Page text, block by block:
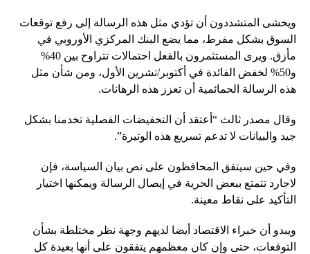
ويخشى المتشددون أن تؤدي مثل هذه الرسالة إلى رفع توقعات
السوق بشكل مفرط، مما يضع البنك المركزي الأوروبي في
مأزق. ويرى المستثمرون بالفعل احتمالات تتراوح بين 40%
و50% لخفض الفائدة في أكتوبر/تشرين الأول، ومن شأن مثل
هذه الرسالة الحمائمية أن تعزز هذه الرهانات.
وقال مصدر ثالث “أعتقد أن التخفيضات الفصلية تخدمنا بشكل
جيد والبيانات لا تدعم تسريع هذه الوتيرة”.
وفي حين سيتفق المحافظون على نص بيان السياسة، فإن
لاجارد تتمتع ببعض الحرية في إيصال الرسالة ويمكنها اختيار
التأكيد على نقاط معينة.
ويبدو أن خبراء الاقتصاد أيضا لديهم وجهة نظر مختلطة بشأن
التوقعات، حتى وإن كان معظمهم يتفقون على أنها بعيدة كل